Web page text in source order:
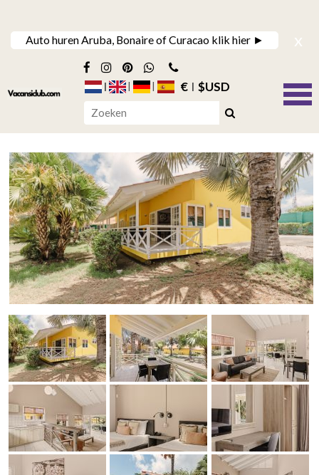
Auto huren Aruba, Bonaire of Curacao klik hier ► x
€ $USD